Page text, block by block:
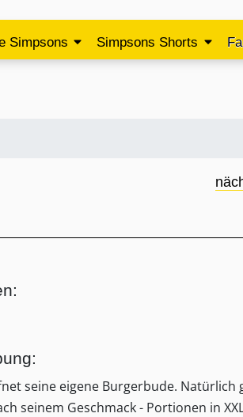
Simpsons Simpsons Shorts
seine eigene Burgerbude. Natürlich
seinem Geschmack - Portionen in